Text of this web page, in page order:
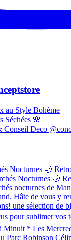
au Style Bohème
Séchées 🌸
Deco
Nocturnes 🌙